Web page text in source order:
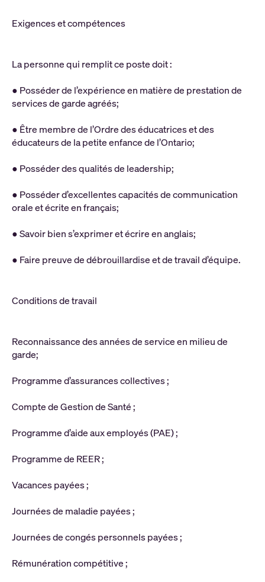
Exigences et compétences
La personne qui remplit ce poste doit :
● Posséder de l’expérience en matière de prestation de
services de garde agréés;
● Être membre de l’Ordre des éducatrices et des
éducateurs de la petite enfance de l’Ontario;
● Posséder des qualités de leadership;
● Posséder d’excellentes capacités de communication
orale et écrite en français;
● Savoir bien s’exprimer et écrire en anglais;
● Faire preuve de débrouillardise et de travail d’équipe.
Conditions de travail
Reconnaissance des années de service en milieu de
garde;
Programme d’assurances collectives ;
Compte de Gestion de Santé ;
Programme d’aide aux employés (PAE) ;
Programme de REER ;
Vacances payées ;
Journées de maladie payées ;
Journées de congés personnels payées ;
Rémunération compétitive ;